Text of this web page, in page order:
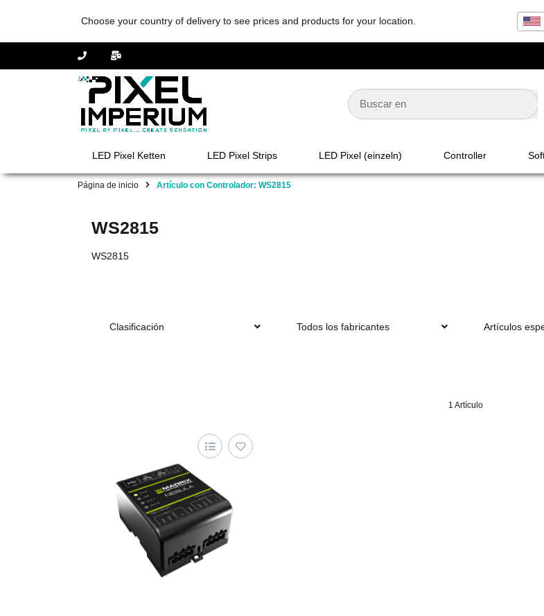
Choose your country of delivery to see prices and products for your location.
LED Pixel Ketten LED Pixel Strips LED Pixel (einzeln) Controller
Página de inicio Artículo con Controlador: WS2815
WS2815
WS2815
Clasificación Todos los fabricantes Artículos
1 Artículo